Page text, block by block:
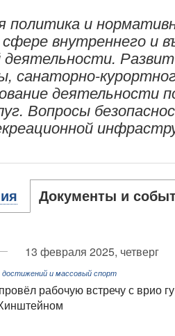
политика и
сфере внутреннего и
деятельности.
санаторно-
деятельности
Вопросы
Документы и
13 февраля 2025, четверг
и массовый спорт
рабочую встречу с врио